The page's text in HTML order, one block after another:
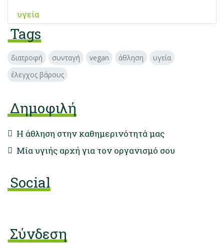
υγεία
Tags
διατροφή συνταγή vegan άθληση
υγεία
έλεγχος βάρους
Δημοφιλή
Η άθληση στην καθημερινότητά μας
Μία υγιής αρχή για τον οργανισμό σου
Social
Σύνδεση